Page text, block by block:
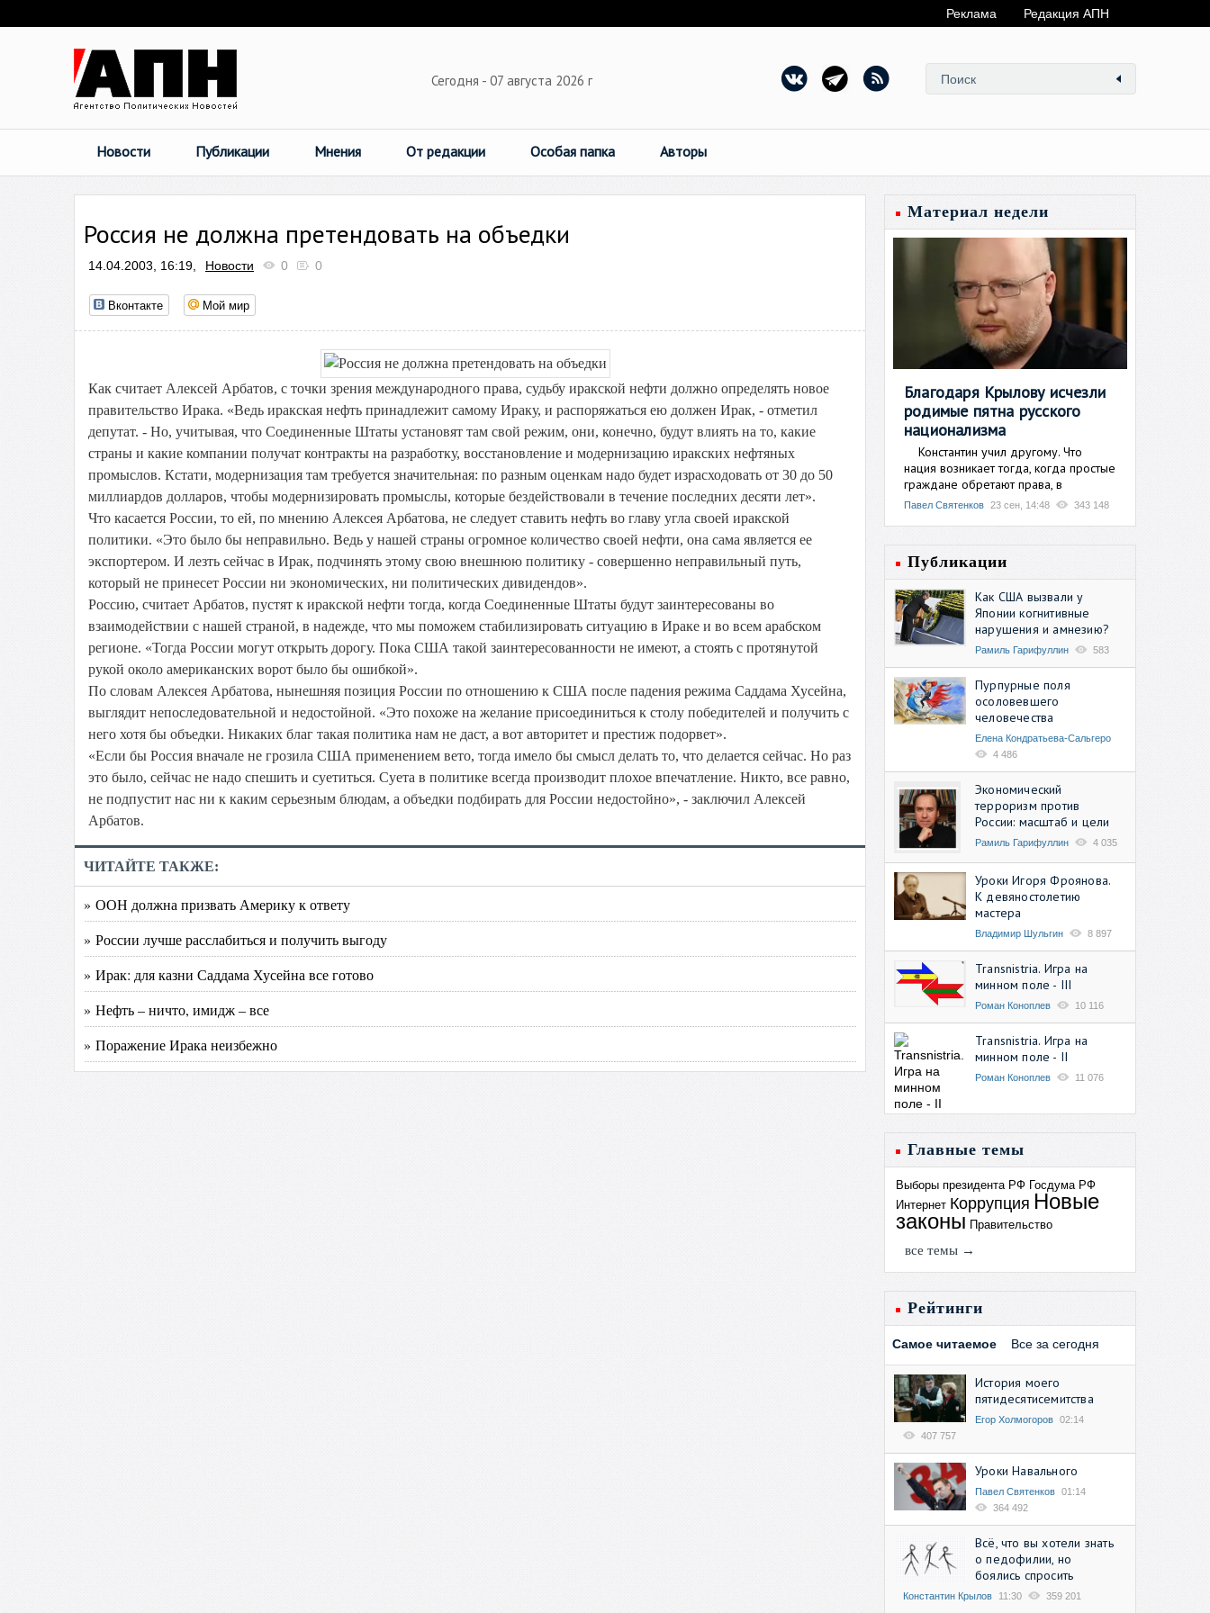
Реклама Редакция АПН
Сегодня - 07 августа 2026 г
Новости Публикации Мнения От редакции Особая папка Авторы
Россия не должна претендовать на объедки
14.04.2003, 16:19, Новости 0 0
Вконтакте Мой мир
Как считает Алексей Арбатов, с точки зрения международного права, судьбу иракской нефти должно определять новое
правительство Ирака. «Ведь иракская нефть принадлежит самому Ираку, и распоряжаться ею должен Ирак, - отметил
депутат. - Но, учитывая, что Соединенные Штаты установят там свой режим, они, конечно, будут влиять на то, какие
страны и какие компании получат контракты на разработку, восстановление и модернизацию иракских нефтяных
промыслов. Кстати, модернизация там требуется значительная: по разным оценкам надо будет израсходовать от 30 до 50
миллиардов долларов, чтобы модернизировать промыслы, которые бездействовали в течение последних десяти лет».
Что касается России, то ей, по мнению Алексея Арбатова, не следует ставить нефть во главу угла своей иракской
политики. «Это было бы неправильно. Ведь у нашей страны огромное количество своей нефти, она сама является ее
экспортером. И лезть сейчас в Ирак, подчинять этому свою внешнюю политику - совершенно неправильный путь,
который не принесет России ни экономических, ни политических дивидендов».
Россию, считает Арбатов, пустят к иракской нефти тогда, когда Соединенные Штаты будут заинтересованы во
взаимодействии с нашей страной, в надежде, что мы поможем стабилизировать ситуацию в Ираке и во всем арабском
регионе. «Тогда России могут открыть дорогу. Пока США такой заинтересованности не имеют, а стоять с протянутой
рукой около американских ворот было бы ошибкой».
По словам Алексея Арбатова, нынешняя позиция России по отношению к США после падения режима Саддама Хусейна,
выглядит непоследовательной и недостойной. «Это похоже на желание присоединиться к столу победителей и получить с
него хотя бы объедки. Никаких благ такая политика нам не даст, а вот авторитет и престиж подорвет».
«Если бы Россия вначале не грозила США применением вето, тогда имело бы смысл делать то, что делается сейчас. Но раз
это было, сейчас не надо спешить и суетиться. Суета в политике всегда производит плохое впечатление. Никто, все равно,
не подпустит нас ни к каким серьезным блюдам, а объедки подбирать для России недостойно», - заключил Алексей
Арбатов.
ЧИТАЙТЕ ТАКЖЕ:
» ООН должна призвать Америку к ответу
» России лучше расслабиться и получить выгоду
» Ирак: для казни Саддама Хусейна все готово
» Нефть – ничто, имидж – все
» Поражение Ирака неизбежно
Материал недели
Благодаря Крылову исчезли
родимые пятна русского
национализма
Константин учил другому. Что
нация возникает тогда, когда простые
граждане обретают права, в
Павел Святенков 23 сен, 14:48 343 148
Публикации
Как США вызвали у
Японии когнитивные
нарушения и амнезию?
Рамиль Гарифуллин 583
Пурпурные поля
осоловевшего
человечества
Елена Кондратьева-Сальгеро
4 486
Экономический
терроризм против
России: масштаб и цели
Рамиль Гарифуллин 4 035
Уроки Игоря Фроянова.
К девяностолетию
мастера
Владимир Шульгин 8 897
Transnistria. Игра на
минном поле - III
Роман Коноплев 10 116
Transnistria. Игра на
минном поле - II
Роман Коноплев 11 076
Главные темы
Выборы президента РФ Госдума РФ
Интернет Коррупция Новые
законы Правительство
все темы →
Рейтинги
Самое читаемое Все за сегодня
История моего
пятидесятисемитства
Егор Холмогоров 02:14
407 757
Уроки Навального
Павел Святенков 01:14
364 492
Всё, что вы хотели знать
о педофилии, но
боялись спросить
Константин Крылов 11:30 359 201